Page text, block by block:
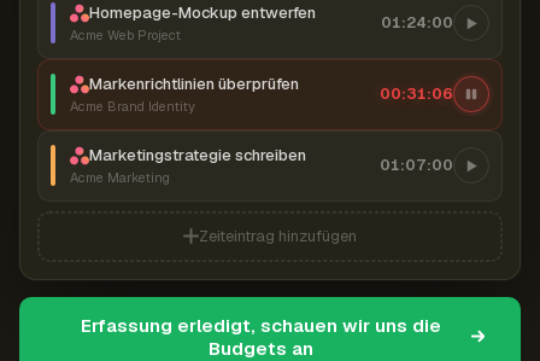
Homepage-Mockup entwerfen
Acme Web Project
01:24:00
Markenrichtlinien überprüfen
Acme Brand Identity
00:31:07
Marketingstrategie schreiben
Acme Marketing
01:07:00
Zeiteintrag hinzufügen
Erfassung erledigt, schauen wir uns die
Budgets an